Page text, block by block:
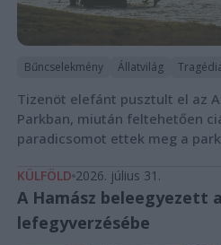
Bűncselekmény Állatvilág
Tizenöt elefánt pusztult el az
Parkban, miután feltehetően
paradicsomot ettek meg a
KÜLFÖLD 2026. július 31.
A Hamász beleegyezett
lefegyverzésébe